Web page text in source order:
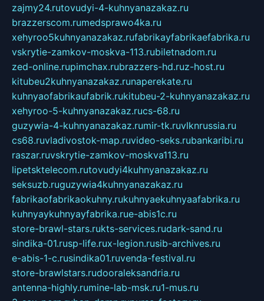
zajmy24.rutovudyi-4-kuhnyanazakaz.ru
brazzerscom.rumedsprawo4ka.ru
xehyroo5kuhnyanazakaz.rufabrikayfabrikaefabrika.ru
vskrytie-zamkov-moskva-113.rubiletnadom.ru
zed-online.rupimchax.rubrazzers-hd.ruz-host.ru
kitubeu2kuhnyanazakaz.runaperekate.ru
kuhnyaofabrikaufabrik.rukitubeu-2-kuhnyanazakaz.ru
xehyroo-5-kuhnyanazakaz.rucs-68.ru
guzywia-4-kuhnyanazakaz.rumir-tk.ruvlknrussia.ru
cs68.ruvladivostok-map.ruvideo-seks.rubankaribi.ru
raszar.ruvskrytie-zamkov-moskva113.ru
lipetsktelecom.rutovudyi4kuhnyanazakaz.ru
seksuzb.ruguzywia4kuhnyanazakaz.ru
fabrikaofabrikaokuhny.rukuhnyaekuhnyaafabrika.ru
kuhnyaykuhnyayfabrika.rue-abis1c.ru
store-brawl-stars.rukts-services.rudark-sand.ru
sindika-01.rusp-life.rux-legion.rusib-archives.ru
e-abis-1-c.rusindika01.ruvenda-festival.ru
store-brawlstars.rudooraleksandria.ru
antenna-highly.rumine-lab-msk.ru1-mus.ru